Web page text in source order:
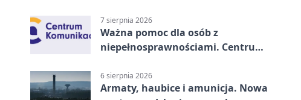
7 sierpnia 2026
Ważna pomoc dla osób z
niepełnosprawnościami. Centrum
6 sierpnia 2026
Armaty, haubice i amunicja. Nowa